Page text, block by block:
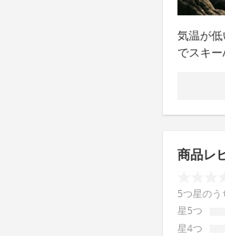
気温が
でスキ
商品レ
5つ星のう
星5つ
星4つ